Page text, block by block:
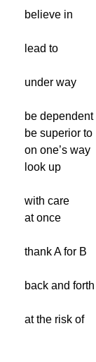
believe in
lead to
under way
be dependent
be superior to
on one’s way
look up
with care
at once
thank A for B
back and forth
at the risk of